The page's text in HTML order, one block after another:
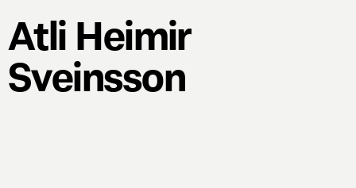
Atli Heimir
Sveinsson